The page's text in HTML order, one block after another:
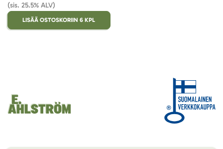
(sis. 25.5% ALV)
LISÄÄ OSTOSKORIIN 6 KPL